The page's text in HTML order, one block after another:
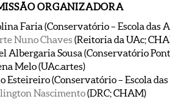
ORGANIZADORA
Faria (Conservatório – Escola das
Nuno Chaves(Reitoria da UAc;
Albergaria Sousa (Conservatório
Melo (UAc.artes)
Esteireiro (Conservatório – Escola
Nascimento(DRC; CHAM)